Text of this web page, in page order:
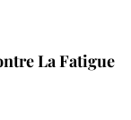
La Fatigue